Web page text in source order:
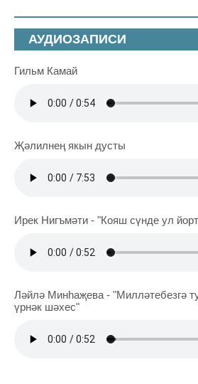
АУДИОЗАПИСИ
Гильм Камай
Җәлилнең якын дусты
Ирек Нигъмәти - "Кояш сүнде ул
Ләйлә Минһаҗева - "Милләтебезгә
үрнәк шәхес"